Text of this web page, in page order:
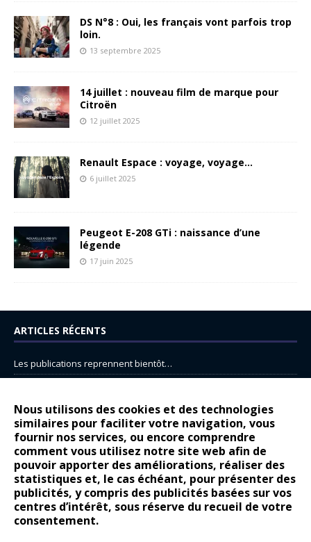
Nous utilisons des cookies et des technologies
similaires pour faciliter votre navigation, vous
fournir nos services, ou encore comprendre
comment vous utilisez notre site web afin de
pouvoir apporter des améliorations, réaliser des
statistiques et, le cas échéant, pour présenter des
publicités, y compris des publicités basées sur vos
centres d’intérêt, sous réserve du recueil de votre
consentement.
DS N°8 : Oui, les français vont parfois trop
loin.
13 septembre 2025
14 juillet : nouveau film de marque pour
Citroën
12 juillet 2025
Renault Espace : voyage, voyage…
6 juillet 2025
Peugeot E-208 GTi : naissance d’une
légende
17 juin 2025
ARTICLES RÉCENTS
Les publications reprennent bientôt…
14 juillet : nouveau film de marque pour Citroën
Renault Espace : voyage, voyage…
Peugeot E-208 GTi : naissance d’une légende
COMMENTAIRES RÉCENTS
Bernard DardartdansDacia Sandero : pour les gens vrais